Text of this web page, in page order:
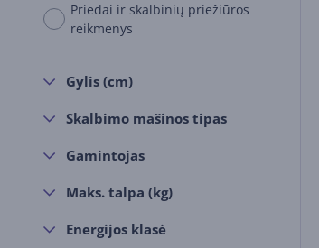
Priedai ir skalbinių priežiūros
reikmenys
Gylis (cm)
Skalbimo mašinos tipas
Gamintojas
Maks. talpa (kg)
Energijos klasė